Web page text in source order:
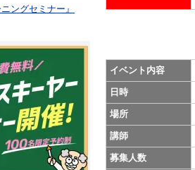
イベント内容
日時
場所
講師
募集人数
ングセミナー』